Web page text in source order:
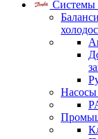
Системы
Насосы